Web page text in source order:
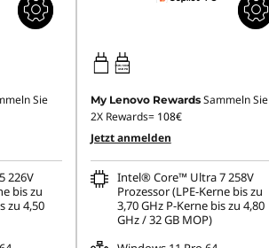
Sie
226V
bis zu
zu 4,50
65W-100W
USB PD
My Lenovo Rewards Sammeln Sie
2X Rewards= 108€
Jetzt anmelden
Intel® Core™ Ultra 7 258V
Prozessor (LPE-Kerne bis zu
3,70 GHz P-Kerne bis zu 4,80
GHz / 32 GB MOP)